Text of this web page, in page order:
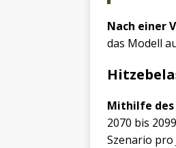
Nach einer
das Modell
Mithilfe des
2070 bis
Szenario